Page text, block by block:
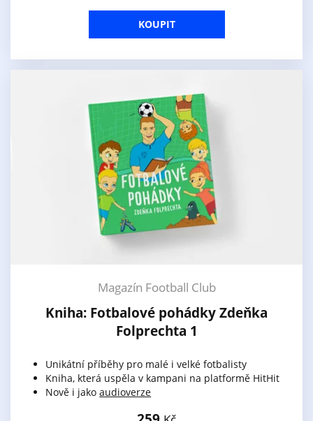
KOUPIT
Magazín Football Club
Kniha: Fotbalové pohádky Zdeňka
Folprechta 1
Unikátní příběhy pro malé i velké fotbalisty
Kniha, která uspěla v kampani na platformě HitHit
Nově i jakoaudioverze